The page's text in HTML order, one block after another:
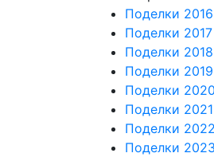
Поделки
Поделки
Поделки
Поделки
Поделки
Поделки
Поделки
Поделки